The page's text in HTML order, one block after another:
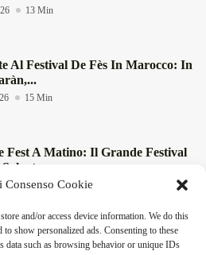
Consenso Cookie
and/or access device information. We do this
show personalized ads. Consenting to these
data such as browsing behavior or unique IDs
13 Min
Al Festival De Fès In Marocco: In
15 Min
Fest A Matino: Il Grande Festival
4 Min
Divergenti” A Lecce: Nabil Bey